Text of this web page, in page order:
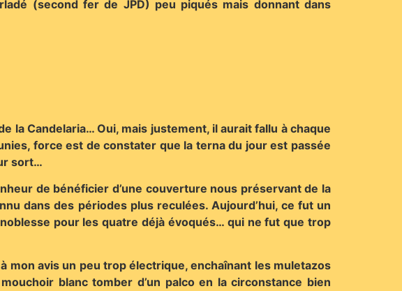
(second fer de JPD) peu piqués mais donnant dans
la Candelaria… Oui, mais justement, il aurait fallu à chaque
force est de constater que la terna du jour est passée
sort…
de bénéficier d’une couverture nous préservant de la
dans des périodes plus reculées. Aujourd’hui, ce fut un
pour les quatre déjà évoqués… qui ne fut que trop
mon avis un peu trop électrique, enchaînant les muletazos
blanc tomber d’un palco en la circonstance bien